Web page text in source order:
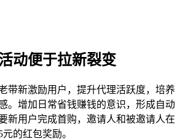
动便于拉新裂变
带新激励用户，提升代理活跃度，培养
。增加日常省钱赚钱的意识，形成自动
新用户完成首购，邀请人和被邀请人在
的红包奖励。